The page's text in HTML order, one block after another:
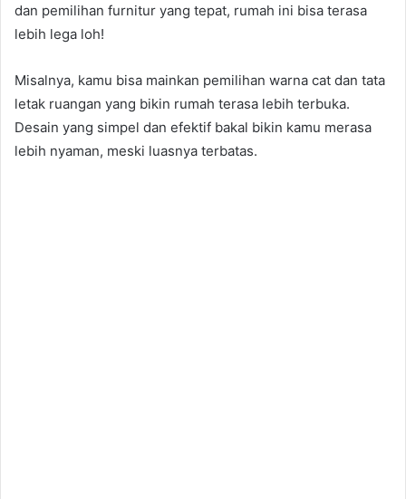
dan pemilihan furnitur yang tepat, rumah ini bisa terasa
lebih lega loh!
Misalnya, kamu bisa mainkan pemilihan warna cat dan tata
letak ruangan yang bikin rumah terasa lebih terbuka.
Desain yang simpel dan efektif bakal bikin kamu merasa
lebih nyaman, meski luasnya terbatas.